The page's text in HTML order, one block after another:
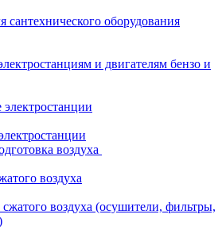
сантехнического оборудования
и двигателям бензо и
воздуха
воздуха
воздуха (осушители, фильтры,